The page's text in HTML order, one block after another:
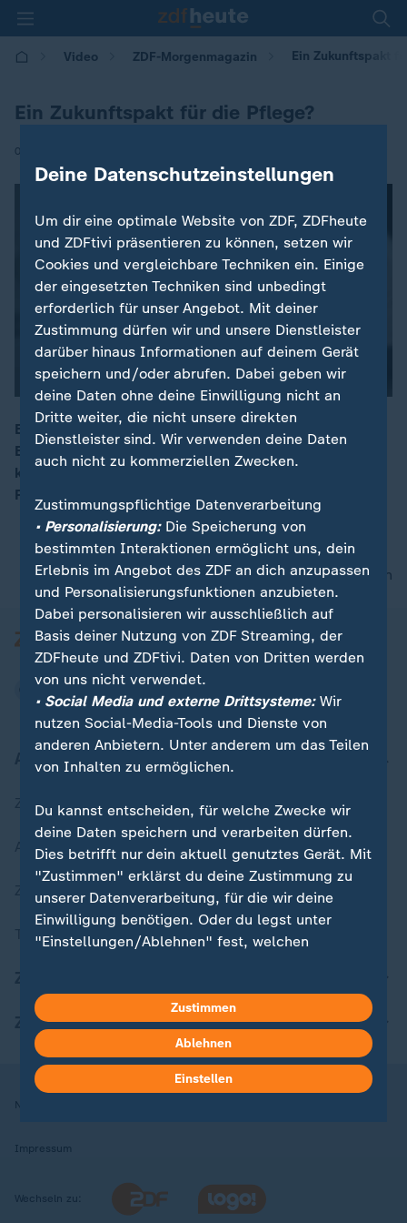
Video ZDF-Morgenmagazin Ein Zukunftspakt
Ein Zukunftspakt für die Pflege?
07.07.2025 | 05:30
00:12
Es ist eine Zahl wie ein Paukenschlag: 3,5 Milliarden
Euro soll das Defizit der Pflegeversicherung allein im
kommenden Jahr betragen. Das deutsche
Pflegesystem braucht dringend eine Reform.
nach oben
Aktuell bei ZDFheute
Zuletzt veröffentlicht
Aktuelle Sendungs-Videos
ZDFheute Stories
Themen im Überblick
ZDFheute Apps
Nutzungsbedingungen
Impressum
Wechseln zu:
Deine Datenschutzeinstellungen
Um dir eine optimale Website von ZDF, ZDFheute
und ZDFtivi präsentieren zu können, setzen wir
Cookies und vergleichbare Techniken ein. Einige
der eingesetzten Techniken sind unbedingt
erforderlich für unser Angebot. Mit deiner
Zustimmung dürfen wir und unsere Dienstleister
darüber hinaus Informationen auf deinem Gerät
speichern und/oder abrufen. Dabei geben wir
deine Daten ohne deine Einwilligung nicht an
Dritte weiter, die nicht unsere direkten
Dienstleister sind. Wir verwenden deine Daten
auch nicht zu kommerziellen Zwecken.
Zustimmungspflichtige Datenverarbeitung
• Personalisierung:Die Speicherung von
bestimmten Interaktionen ermöglicht uns, dein
Erlebnis im Angebot des ZDF an dich anzupassen
und Personalisierungsfunktionen anzubieten.
Dabei personalisieren wir ausschließlich auf
Basis deiner Nutzung von ZDF Streaming, der
ZDFheute und ZDFtivi. Daten von Dritten werden
von uns nicht verwendet.
• Social Media und externe Drittsysteme:Wir
nutzen Social-Media-Tools und Dienste von
anderen Anbietern. Unter anderem um das Teilen
von Inhalten zu ermöglichen.
Du kannst entscheiden, für welche Zwecke wir
deine Daten speichern und verarbeiten dürfen.
Dies betrifft nur dein aktuell genutztes Gerät. Mit
"Zustimmen" erklärst du deine Zustimmung zu
unserer Datenverarbeitung, für die wir deine
Einwilligung benötigen. Oder du legst unter
"Einstellungen/Ablehnen" fest, welchen
kannst du jederzeit mit Wirkung für die Zukunft
in deinen Einstellungen widerrufen oder ändern.
Hier findest du das Impressum.
Weitere Informationen findest du in unserer
Zustimmen
Ablehnen
Einstellen